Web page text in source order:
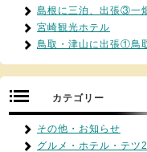
島根に三泊、出張③一
宮崎観光ホテル
鳥取・津山に出張①鳥
カテゴリー
その他・お知らせ
グルメ・ホテル・テツ